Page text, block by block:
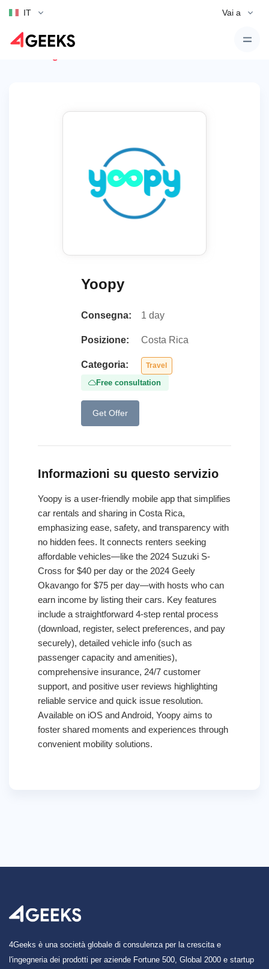
IT Vai a
Yoopy
Consegna: 1 day
Posizione: Costa Rica
Categoria: Travel
Free consultation
Get Offer
Informazioni su questo servizio
Yoopy is a user-friendly mobile app that simplifies
car rentals and sharing in Costa Rica,
emphasizing ease, safety, and transparency with
no hidden fees. It connects renters seeking
affordable vehicles—like the 2024 Suzuki S-
Cross for $40 per day or the 2024 Geely
Okavango for $75 per day—with hosts who can
earn income by listing their cars. Key features
include a straightforward 4-step rental process
(download, register, select preferences, and pay
securely), detailed vehicle info (such as
passenger capacity and amenities),
comprehensive insurance, 24/7 customer
support, and positive user reviews highlighting
reliable service and quick issue resolution.
Available on iOS and Android, Yoopy aims to
foster shared moments and experiences through
convenient mobility solutions.
4Geeks è una società globale di consulenza per la crescita e
l'ingegneria dei prodotti per aziende Fortune 500, Global 2000 e startup